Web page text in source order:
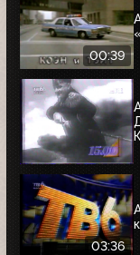
00:39
03:36